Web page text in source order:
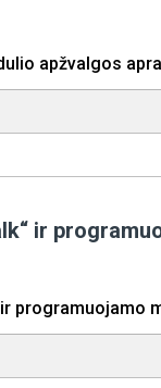
apžvalgos
ir
ir programuojamo